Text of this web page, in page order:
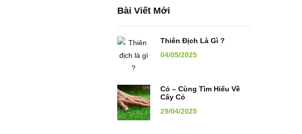
Bài Viết Mới
Thiên Địch Là Gì ?
04/05/2025
Cỏ – Cùng Tìm Hiểu Về
Cây Cỏ
29/04/2025